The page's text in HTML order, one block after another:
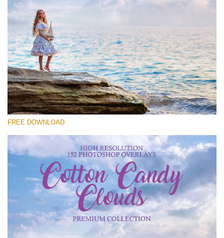
Please select
Free Cloud Overlay #26
Small 800*533px
Cotton Candy Clouds
(152 Overlays)
4 Seasons (411 Overlays)
Large 6000*4000px
Entire Collection
(1783 Overlays)
Large 6000*4000px
FREE DOWNLOAD